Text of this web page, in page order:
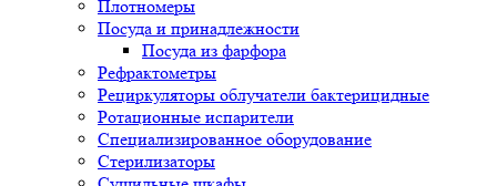
Плотномеры
Посуда и принадлежности
Посуда из фарфора
Рефрактометры
Рециркуляторы облучатели бактерицидные
Ротационные испарители
Специализированное оборудование
Стерилизаторы